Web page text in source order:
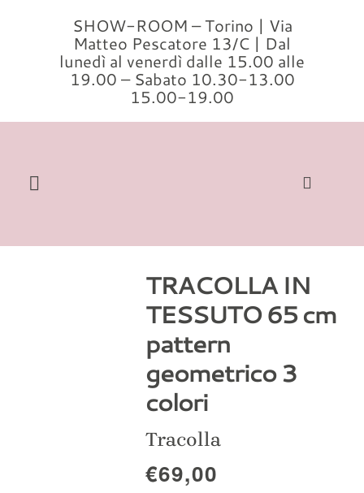
SHOW-ROOM – Torino | Via
Matteo Pescatore 13/C | Dal
lunedì al venerdì dalle 15.00 alle
19.00 – Sabato 10.30-13.00
15.00-19.00
Toggle
TRACOLLA IN
TESSUTO 65 cm
pattern
geometrico 3
colori
Tracolla
€69,00